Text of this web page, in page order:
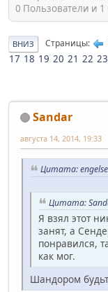
0 Пользователи и 1
ВНИЗ Страницы
17 18 19 20 21 22 23
Sandar
августа 14, 2014, 19:33
Цитата:
Цитата:
Я взял этот
занят, а
понравился,
как мог.
Шандором